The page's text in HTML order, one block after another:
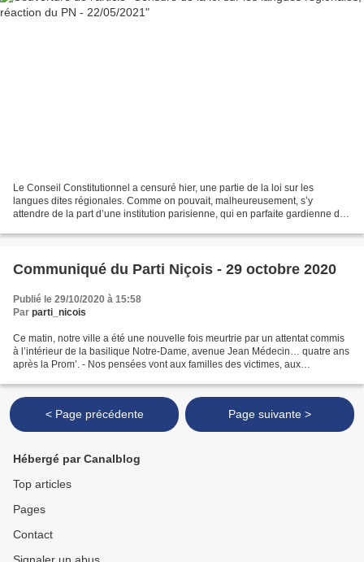
Le Conseil Constitutionnel a censuré hier, une partie de la loi sur les
langues dites régionales. Comme on pouvait, malheureusement, s’y
attendre de la part d’une institution parisienne, qui en parfaite gardienne de
Communiqué du Parti Niçois - 29 octobre 2020
Publié le 29/10/2020 à 15:58
Par parti_nicois
Ce matin, notre ville a été une nouvelle fois meurtrie par un attentat commis
à l’intérieur de la basilique Notre-Dame, avenue Jean Médecin… quatre ans
après la Prom’. - Nos pensées vont aux familles des victimes, aux
< Page précédente Page suivante >
Hébergé par Canalblog
Top articles
Pages
Contact